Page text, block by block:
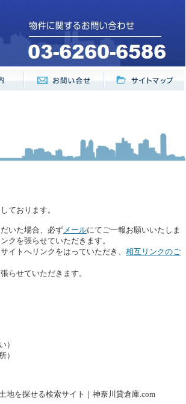
ております。
いた場合、必ずメールにてご一報お願いいたしま
クを張らせていただきます。
イトへリンクをはっていただき、 相互リンクのご
らせていただきます。
）
）
地を探せる検索サイト｜神奈川貸倉庫.com